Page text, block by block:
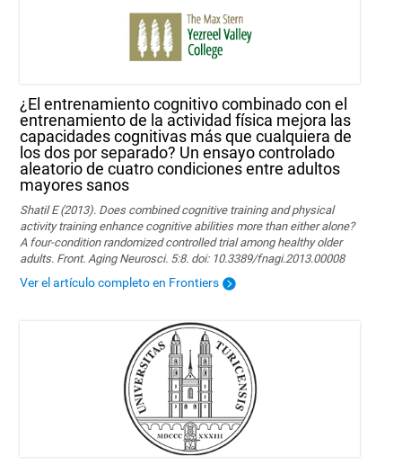
¿El entrenamiento cognitivo combinado con el
entrenamiento de la actividad física mejora las
capacidades cognitivas más que cualquiera de
los dos por separado? Un ensayo controlado
aleatorio de cuatro condiciones entre adultos
mayores sanos
Shatil E (2013). Does combined cognitive training and physical
activity training enhance cognitive abilities more than either alone?
A four-condition randomized controlled trial among healthy older
adults. Front. Aging Neurosci. 5:8. doi: 10.3389/fnagi.2013.00008
Ver el artículo completo en Frontiers